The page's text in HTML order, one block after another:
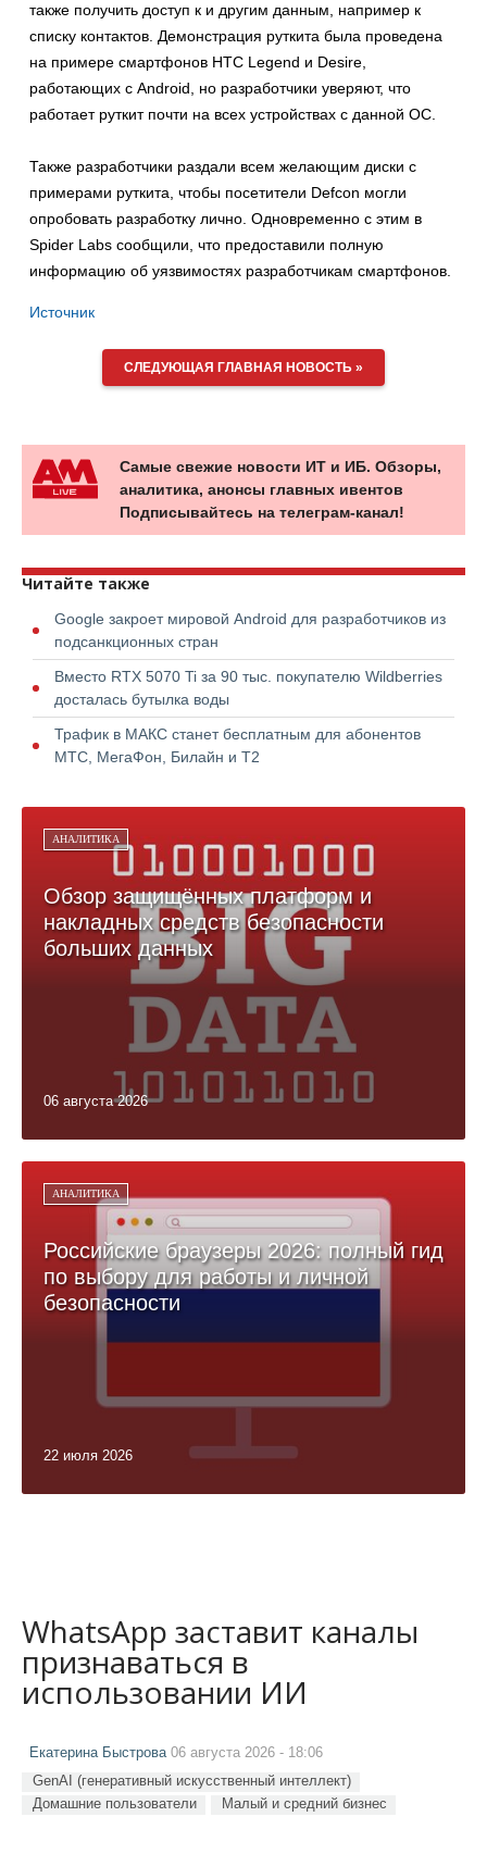
также получить доступ к и другим данным, например к
списку контактов. Демонстрация руткита была проведена
на примере смартфонов HTC Legend и Desire,
работающих с Android, но разработчики уверяют, что
работает руткит почти на всех устройствах с данной ОС.
Также разработчики раздали всем желающим диски с
примерами руткита, чтобы посетители Defcon могли
опробовать разработку лично. Одновременно с этим в
Spider Labs сообщили, что предоставили полную
информацию об уязвимостях разработчикам смартфонов.
Источник
СЛЕДУЮЩАЯ ГЛАВНАЯ НОВОСТЬ »
Самые свежие новости ИТ и ИБ. Обзоры,
аналитика, анонсы главных ивентов
Подписывайтесь на телеграм-канал!
Читайте также
Google закроет мировой Android для разработчиков из
подсанкционных стран
Вместо RTX 5070 Ti за 90 тыс. покупателю Wildberries
досталась бутылка воды
Трафик в МАКС станет бесплатным для абонентов
МТС, МегаФон, Билайн и Т2
АНАЛИТИКА
Обзор защищённых платформ и
накладных средств безопасности
больших данных
06 августа 2026
АНАЛИТИКА
Российские браузеры 2026: полный гид
по выбору для работы и личной
безопасности
22 июля 2026
WhatsApp заставит каналы
признаваться в
использовании ИИ
Екатерина Быстрова06 августа 2026 - 18:06
GenAI (генеративный искусственный интеллект)
Домашние пользователи
Малый и средний бизнес